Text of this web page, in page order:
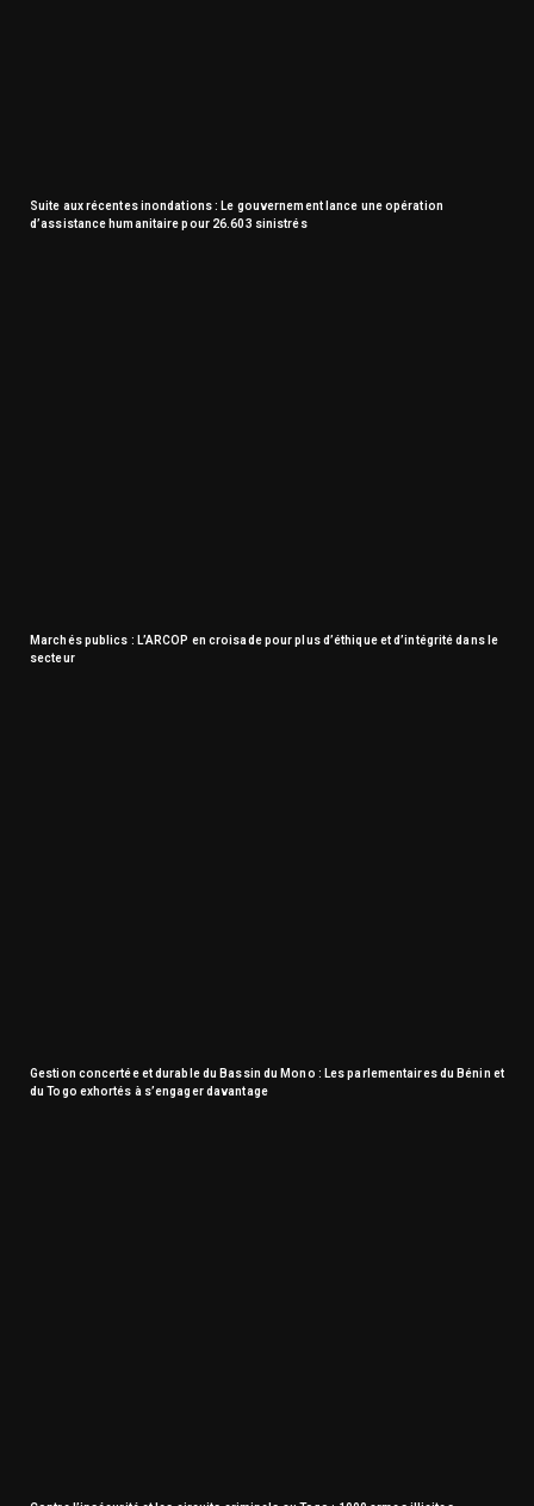
Suite aux récentes inondations : Le gouvernement lance une opération
d’assistance humanitaire pour 26.603 sinistrés
Marchés publics : L’ARCOP en croisade pour plus d’éthique et d’intégrité dans le
secteur
Gestion concertée et durable du Bassin du Mono : Les parlementaires du Bénin et
du Togo exhortés à s’engager davantage